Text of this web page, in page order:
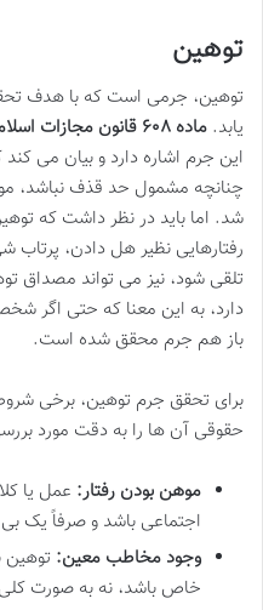
توهین
توهین، جرمی است که با هدف
یابد. ماده ۶۰۸ قانون مجازات اسلامی (بخش تعزیرات)
این جرم اشاره دارد و بیان می
چنانچه مشمول حد قذف
شد. اما باید در نظر داشت که
رفتارهایی نظیر هل دادن، پرتاب
تلقی شود، نیز می تواند مصداق
دارد، به این معنا که حتی اگر
باز هم جرم محقق شده است.
برای تحقق جرم توهین، برخی
حقوقی آن ها را به دقت مورد
موهن بودن رفتار: عمل یا
اجتماعی باشد و صرفاً یک
وجود مخاطب معین:
خاص باشد، نه به صورت